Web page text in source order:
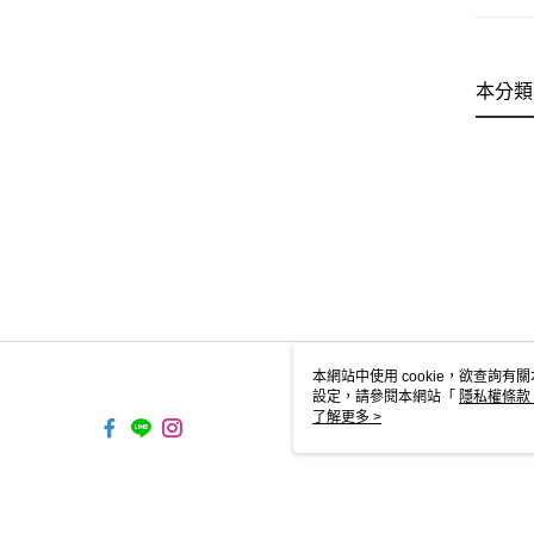
本分
本網站中使用 cookie，欲查詢有
設定，請參閱本網站「 隱私權條款
使用 cookie。
了解更多 >